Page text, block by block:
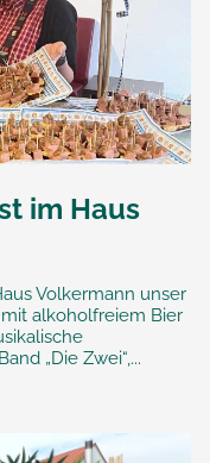
im Haus
Volkermann unser
alkoholfreiem Bier
„Die Zwei“,...